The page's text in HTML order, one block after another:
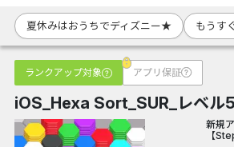
夏休みはおうちでディズニー★ もうす
ランクアップ対象 アプリ保証
iOS_Hexa Sort_SUR_レベル
新規
【